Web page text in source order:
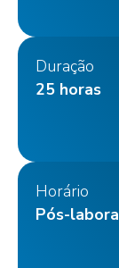
Duração
25 horas
Horário
Pós-